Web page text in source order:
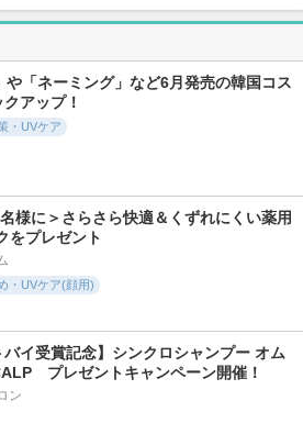
5.5
2627件
5.3
6477件
ウォータフルトーン
アップサンクリーム
9408件
カネボウ クリーム
イン デイ
や「ネーミング」など6月発売の韓国コス
アップ！
・UVケア
様に＞さらさら快適＆くずれにくい薬用
をプレゼント
・UVケア(顔用)
バイ受賞記念】シンクロシャンプー オム
　プレゼントキャンペーン開催！
ン